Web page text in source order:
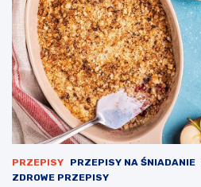
PRZEPISY PRZEPISY NA ŚNIADANIE
ZDROWE PRZEPISY